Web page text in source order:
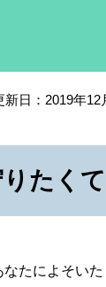
新日：2019年12
たくて
たによそい